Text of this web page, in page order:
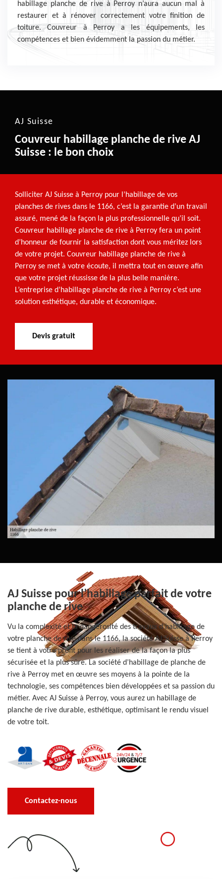
habillage planche de rive à Perroy n’aura aucun mal à
restaurer et à rénover correctement votre finition de
toiture. Couvreur à Perroy a les équipements, les
compétences et bien évidemment la passion du métier.
AJ Suisse
Couvreur habillage planche de rive AJ
Suisse : le bon choix
Solliciter AJ Suisse à Perroy pour l’habillage de vos
planches de rives dans le 1166, c’est la garantie d’un travail
assuré, mené de la façon la plus professionnelle qu’il soit.
Couvreur habillage planche de rive à Perroy fera un point
d’honneur de fournir la satisfaction dont vous méritez lors
de votre projet. Couvreur habillage planche de rive à
Perroy se met à votre écoute, il mettra tout en œuvre afin
que votre projet réussisse de la plus belle manière.
L’entreprise d’habillage planche de rive à Perroy c’est une
solution esthétique, durable et économique.
Devis gratuit
AJ Suisse pour l’habillage parfait de votre
planche de rive
Vu la complexité et la dangerosité des travaux d’habillage de
votre planche de rive dans le 1166, la société AJ Suisse à Perroy
se tient à votre profit pour les réaliser de la façon la plus
sécurisée et la plus sûre. La société d’habillage de planche de
rive à Perroy met en œuvre ses moyens à la pointe de la
technologie, ses compétences bien développées et sa passion du
métier. Avec AJ Suisse à Perroy, vous aurez un habillage de
planche de rive durable, esthétique, optimisant le rendu visuel
de votre toit.
Contactez-nous